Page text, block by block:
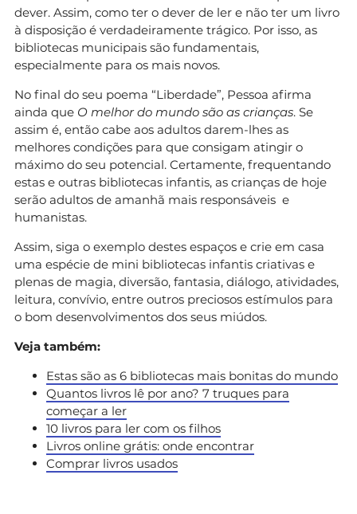
dever. Assim, como ter o dever de ler e não ter um livro
à disposição é verdadeiramente trágico. Por isso, as
bibliotecas municipais são fundamentais,
especialmente para os mais novos.
No final do seu poema “Liberdade”, Pessoa afirma
ainda que O melhor do mundo são as crianças. Se
assim é, então cabe aos adultos darem-lhes as
melhores condições para que consigam atingir o
máximo do seu potencial. Certamente, frequentando
estas e outras bibliotecas infantis, as crianças de hoje
serão adultos de amanhã mais responsáveis e
humanistas.
Assim, siga o exemplo destes espaços e crie em casa
uma espécie de mini bibliotecas infantis criativas e
plenas de magia, diversão, fantasia, diálogo, atividades,
leitura, convívio, entre outros preciosos estímulos para
o bom desenvolvimentos dos seus miúdos.
Veja também:
Estas são as 6 bibliotecas mais bonitas do mundo
Quantos livros lê por ano? 7 truques para
começar a ler
10 livros para ler com os filhos
Livros online grátis: onde encontrar
Comprar livros usados